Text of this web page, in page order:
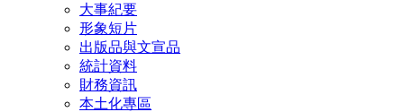
大事紀要
形象短片
出版品與文宣品
統計資料
財務資訊
本土化專區